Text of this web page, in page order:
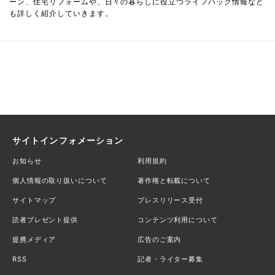
も詳しく紹介していきます。
サイトインフォメーション
お知らせ 利用規約
個人情報の取り扱いについて 著作権と転載について
サイトマップ プレスリリース受付
読者プレゼント提供 コンテンツ利用について
提携メディア 広告のご案内
RSS 記者・ライター募集